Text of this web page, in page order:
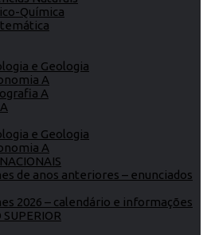
Química
e Geologia
A
A
e Geologia
A
de anos anteriores – enunciados
2026 – calendário e informações
SUPERIOR